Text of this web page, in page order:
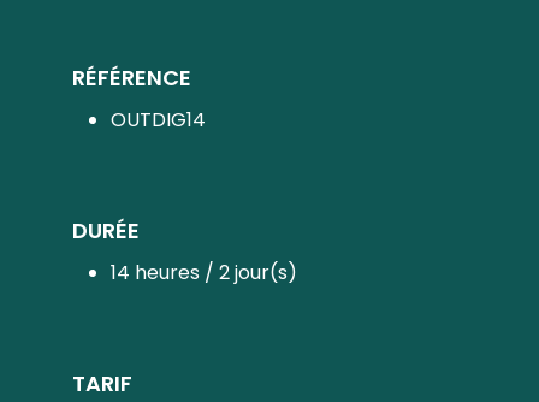
RÉFÉRENCE
OUTDIG14
DURÉE
14 heures / 2 jour(s)
TARIF